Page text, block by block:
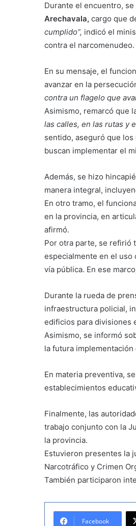
Durante el encuentro,
Arechavala, cargo que
cumplido”, indicó el
contra el narcomenudeo.
En su mensaje, el
avanzar en la
contra un flagelo que
Asimismo, remarcó que
las calles, en las rutas y
sentido, aseguró que
buscan implementar el
Además, se hizo
manera integral,
En otro tramo, el
en la provincia, en
afirmó.
Por otra parte, se refirió
especialmente en el uso
vía pública. En ese
Durante la rueda de
infraestructura policial,
edificios para divisiones
Asimismo, se informó
la futura
En materia preventiva,
establecimientos
Finalmente, las
trabajo conjunto con la
la provincia.
Estuvieron presentes la
Narcotráfico y Crimen
También participaron
Facebook